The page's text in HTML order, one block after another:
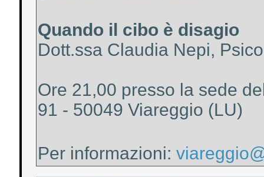
Quando il cibo è disagio
Dott.ssa Claudia Nepi,
Ore 21,00 presso la sede
91 - 50049 Viareggio (LU)
Per informazioni: